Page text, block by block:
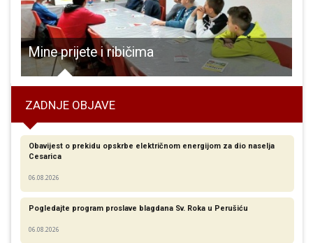
MUP dodjeljuje sredstva za poticanje razvoja poduzetništva minskim žrtvama i članovima njihovih obitelji
ZADNJE OBJAVE
Obavijest o prekidu opskrbe električnom energijom za dio naselja
Cesarica
06.08.2026
Pogledajte program proslave blagdana Sv. Roka u Perušiću
06.08.2026